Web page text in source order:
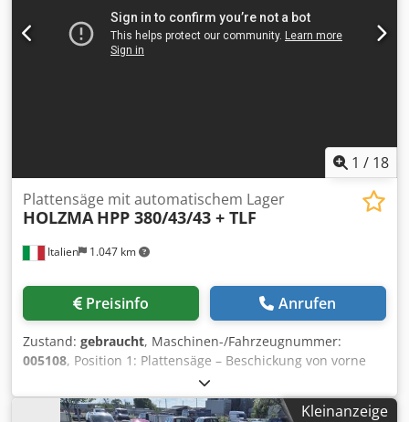
1 / 18
Italien 1.047 km
Plattensäge mit automatischem Lager
HOLZMA HPP 380/43/43 + TLF
Preisinfo Anrufen
Zustand: gebraucht, Maschinen-/Fahrzeugnummer:
005108, Position 1: Plattensäge – Beschickung von vorne
HOLZMA-HPP 380/43/43 + TLF Position 2: Horizontales
Lager HOLZMA-HPP 380/43/43 + TLF Dksdpfx Ahowuck Isper
Kleinanzeige